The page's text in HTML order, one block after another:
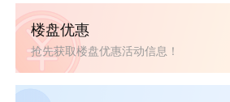
楼盘优惠
抢先获取楼盘优惠活动信息！